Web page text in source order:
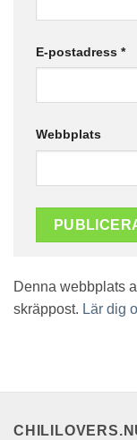
E-postadress *
Webbplats
Denna webbplats
skräppost. Lär dig